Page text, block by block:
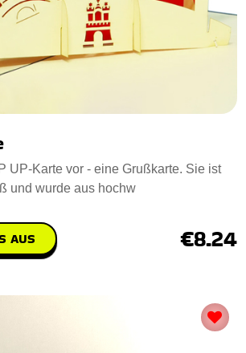
UP-Karte vor - eine Grußkarte. Sie ist
und wurde aus hochw
AUS €8.24